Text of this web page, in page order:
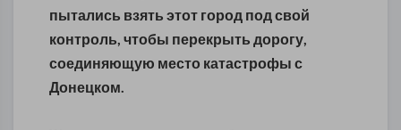
пытались взять этот город под свой
контроль, чтобы перекрыть дорогу,
соединяющую место катастрофы с
Донецком.